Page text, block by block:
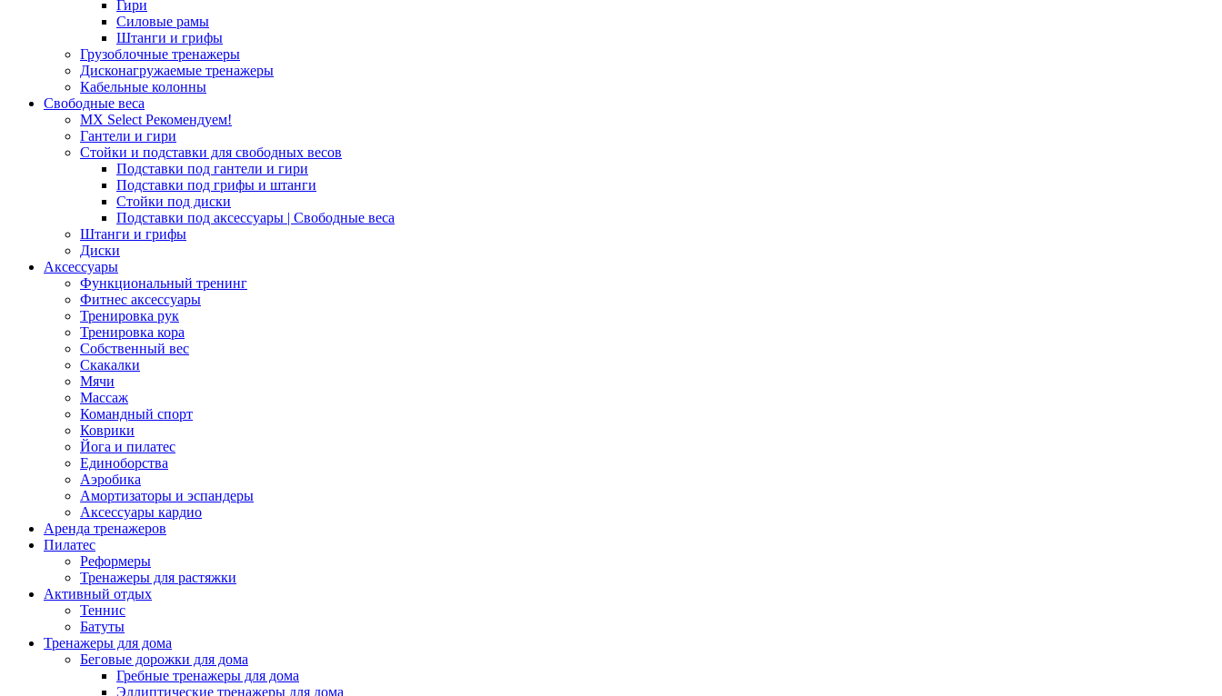
Гири
Силовые рамы
Штанги и грифы
Грузоблочные тренажеры
Дисконагружаемые тренажеры
Кабельные колонны
Свободные веса
MX Select Рекомендуем!
Гантели и гири
Стойки и подставки для свободных весов
Подставки под гантели и гири
Подставки под грифы и штанги
Стойки под диски
Подставки под аксессуары | Свободные веса
Штанги и грифы
Диски
Аксессуары
Функциональный тренинг
Фитнес аксессуары
Тренировка рук
Тренировка кора
Собственный вес
Скакалки
Мячи
Массаж
Командный спорт
Коврики
Йога и пилатес
Единоборства
Аэробика
Амортизаторы и эспандеры
Аксессуары кардио
Аренда тренажеров
Пилатес
Реформеры
Тренажеры для растяжки
Активный отдых
Теннис
Батуты
Тренажеры для дома
Беговые дорожки для дома
Гребные тренажеры для дома
Эллиптические тренажеры для дома